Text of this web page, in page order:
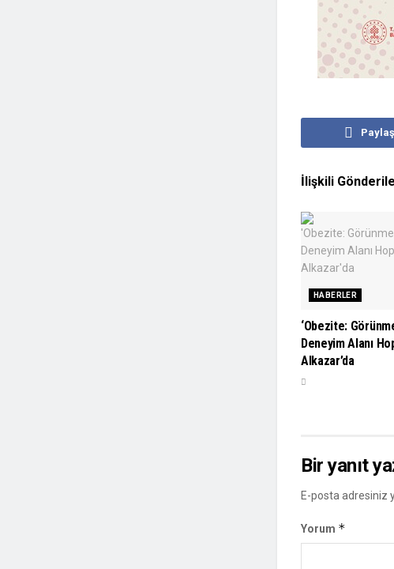
Paylaş
İlişkili
HABERLER
‘Obezite:
Deneyim Alanı
Alkazar’da
Bir yanıt
E-posta adresiniz
Yorum *